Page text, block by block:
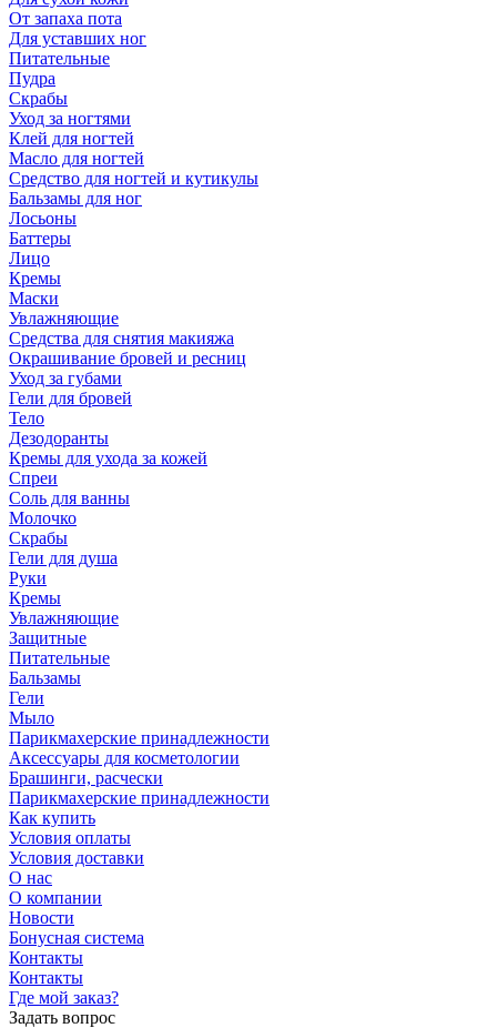
От запаха пота
Для уставших ног
Питательные
Пудра
Скрабы
Уход за ногтями
Клей для ногтей
Масло для ногтей
Средство для ногтей и кутикулы
Бальзамы для ног
Лосьоны
Баттеры
Лицо
Кремы
Маски
Увлажняющие
Средства для снятия макияжа
Окрашивание бровей и ресниц
Уход за губами
Гели для бровей
Тело
Дезодоранты
Кремы для ухода за кожей
Спреи
Соль для ванны
Молочко
Скрабы
Гели для душа
Руки
Кремы
Увлажняющие
Защитные
Питательные
Бальзамы
Гели
Мыло
Парикмахерские принадлежности
Аксессуары для косметологии
Брашинги, расчески
Парикмахерские принадлежности
Как купить
Условия оплаты
Условия доставки
О нас
О компании
Новости
Бонусная система
Контакты
Контакты
Где мой заказ?
Задать вопрос